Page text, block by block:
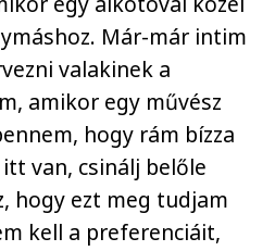
Már-már intim
valakinek a
amikor egy művész
hogy rám bízza
van, csinálj belőle
hogy ezt meg tudjam
kell a preferenciáit,